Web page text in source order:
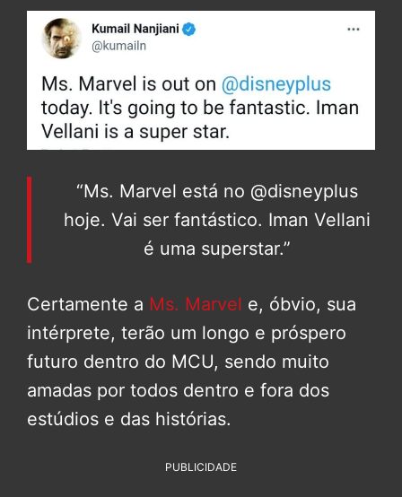
“Ms. Marvel está no @disneyplus
hoje. Vai ser fantástico. Iman Vellani
é uma superstar.”
Certamente a Ms. Marvel e, óbvio, sua
intérprete, terão um longo e próspero
futuro dentro do MCU, sendo muito
amadas por todos dentro e fora dos
estúdios e das histórias.
PUBLICIDADE